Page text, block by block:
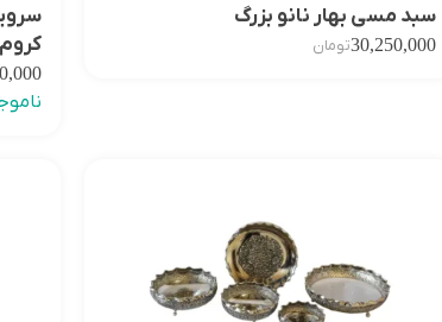
سبد مسی بهار نانو بزرگ
30,250,000تومان
کروم